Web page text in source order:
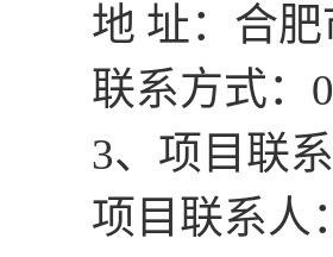
地 址：合
联系方式：
3、项目联
项目联系人：